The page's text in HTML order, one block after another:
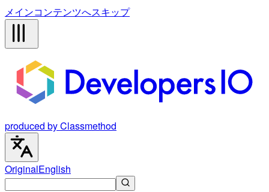
メインコンテンツへスキップ
produced by Classmethod
OriginalEnglish